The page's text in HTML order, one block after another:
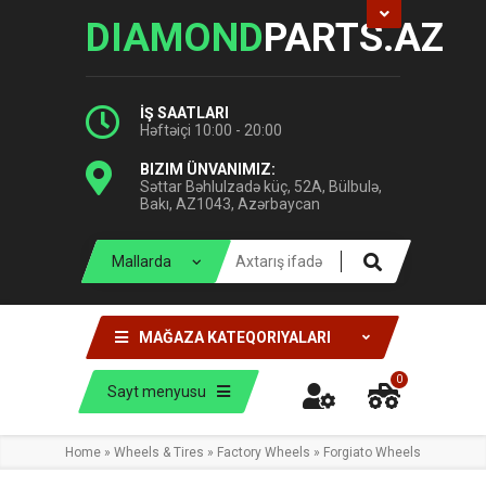
DIAMONDPARTS.AZ
İŞ SAATLARI
Həftəiçi 10:00 - 20:00
BIZIM ÜNVANIMIZ:
Səttar Bəhlulzadə küç, 52A, Bülbulə,
Bakı, AZ1043, Azərbaycan
MAĞAZA KATEQORIYALARI
Sayt menyusu
0
Home » Wheels & Tires » Factory Wheels » Forgiato Wheels